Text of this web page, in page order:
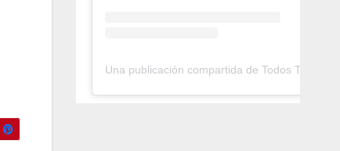
Una publicación compartida de Todos